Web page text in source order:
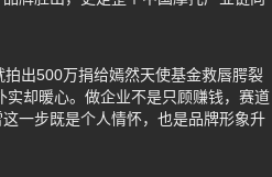
出500万捐给嫣然天使基金救唇腭裂
却暖心。做企业不是只顾赚钱，赛道
一步既是个人情怀，也是品牌形象升